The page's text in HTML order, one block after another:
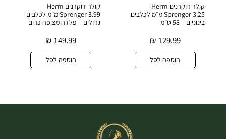
קולר דוקרנים Herm
Sprenger 3.25 מ״מ לכלבים
בינוניים – 58 ס״מ
129.99
₪
הוספה לסל
קולר דוקרנים Herm
Sprenger 3.99 מ״מ לכלבים
גדולים – פלדה מצופה כרום
149.99
₪
הוספה לסל